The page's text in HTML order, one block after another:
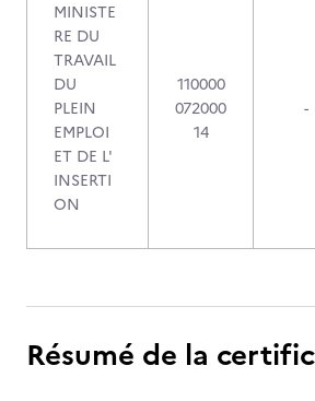
MINISTE
RE DU
TRAVAIL
DU
PLEIN
EMPLOI
ET DE L'
INSERTI
ON
110000
072000
14
-
Résumé de la